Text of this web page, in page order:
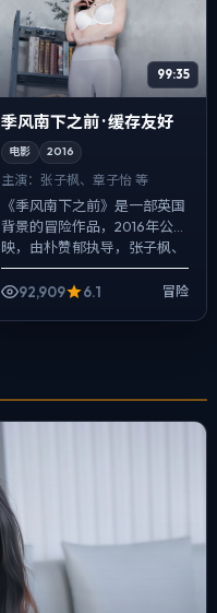
99:35
季风南下之前 · 缓存友好
电影 2016
主演： 张子枫、章子怡 等
《季风南下之前》是一部英国
背景的冒险作品，2016年公
映，由朴赞郁执导，张子枫、
章子怡、金高银等主演。影像
偏纪实质感，手持与固定机位
92,909 6.1 冒险